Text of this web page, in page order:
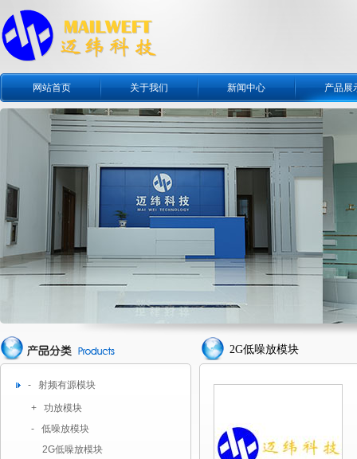
网站首页 关于我们 新闻中心 产品展
- 射频有源模块
+ 功放模块
- 低噪放模块
2G低噪放模块
2G低噪放模块